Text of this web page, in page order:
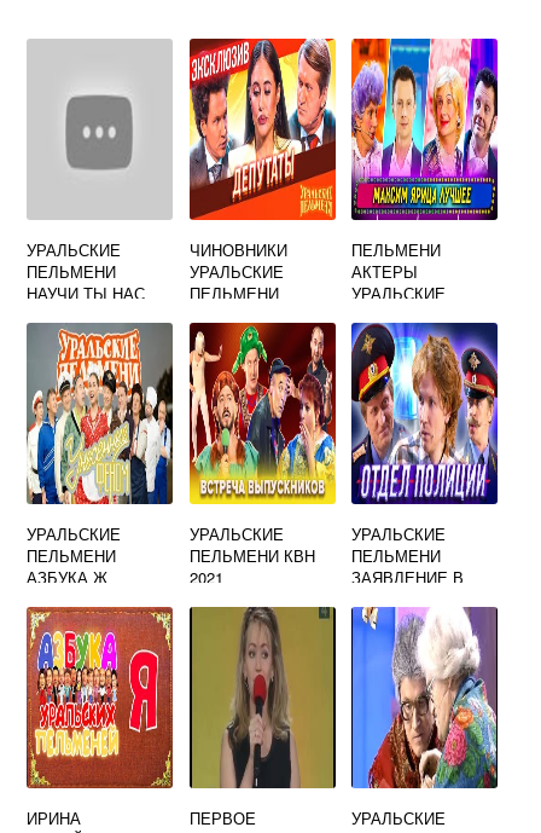
УРАЛЬСКИЕ
ПЕЛЬМЕНИ
НАУЧИ ТЫ НАС
ЧИНОВНИКИ
УРАЛЬСКИЕ
ПЕЛЬМЕНИ
ПЕЛЬМЕНИ
АКТЕРЫ
УРАЛЬСКИЕ
УРАЛЬСКИЕ
ПЕЛЬМЕНИ
АЗБУКА Ж
УРАЛЬСКИЕ
ПЕЛЬМЕНИ КВН
2021
УРАЛЬСКИЕ
ПЕЛЬМЕНИ
ЗАЯВЛЕНИЕ В
ИРИНА
ПЕРВОЕ
УРАЛЬСКИЕ